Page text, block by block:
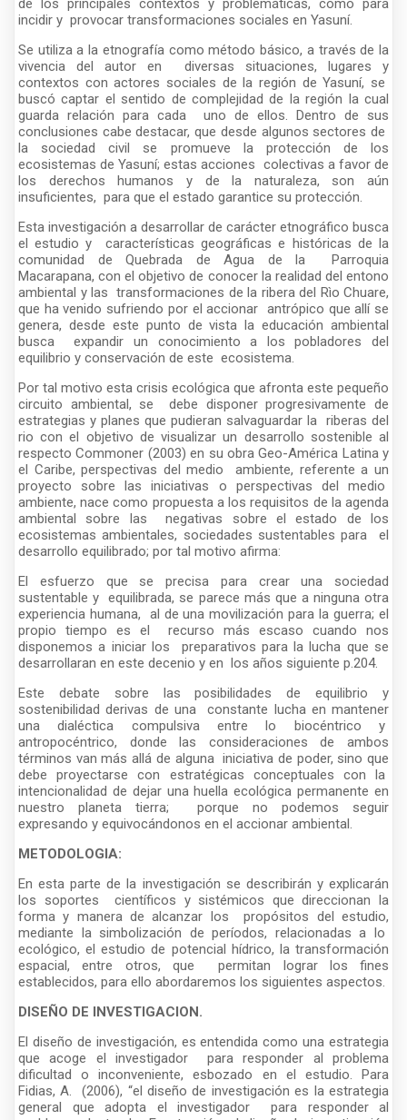
de los principales contextos y problemáticas, como para
incidir y provocar transformaciones sociales en Yasuní.
Se utiliza a la etnografía como método básico, a través de la
vivencia del autor en diversas situaciones, lugares y
contextos con actores sociales de la región de Yasuní, se
buscó captar el sentido de complejidad de la región la cual
guarda relación para cada uno de ellos. Dentro de sus
conclusiones cabe destacar, que desde algunos sectores de
la sociedad civil se promueve la protección de los
ecosistemas de Yasuní; estas acciones colectivas a favor de
los derechos humanos y de la naturaleza, son aún
insuficientes, para que el estado garantice su protección.
Esta investigación a desarrollar de carácter etnográfico busca
el estudio y características geográficas e históricas de la
comunidad de Quebrada de Agua de la Parroquia
Macarapana, con el objetivo de conocer la realidad del entono
ambiental y las transformaciones de la ribera del Rìo Chuare,
que ha venido sufriendo por el accionar antrópico que allí se
genera, desde este punto de vista la educación ambiental
busca expandir un conocimiento a los pobladores del
equilibrio y conservación de este ecosistema.
Por tal motivo esta crisis ecológica que afronta este pequeño
circuito ambiental, se debe disponer progresivamente de
estrategias y planes que pudieran salvaguardar la riberas del
rio con el objetivo de visualizar un desarrollo sostenible al
respecto Commoner (2003) en su obra Geo-América Latina y
el Caribe, perspectivas del medio ambiente, referente a un
proyecto sobre las iniciativas o perspectivas del medio
ambiente, nace como propuesta a los requisitos de la agenda
ambiental sobre las negativas sobre el estado de los
ecosistemas ambientales, sociedades sustentables para el
desarrollo equilibrado; por tal motivo afirma:
El esfuerzo que se precisa para crear una sociedad
sustentable y equilibrada, se parece más que a ninguna otra
experiencia humana, al de una movilización para la guerra; el
propio tiempo es el recurso más escaso cuando nos
disponemos a iniciar los preparativos para la lucha que se
desarrollaran en este decenio y en los años siguiente p.204.
Este debate sobre las posibilidades de equilibrio y
sostenibilidad derivas de una constante lucha en mantener
una dialéctica compulsiva entre lo biocéntrico y
antropocéntrico, donde las consideraciones de ambos
términos van más allá de alguna iniciativa de poder, sino que
debe proyectarse con estratégicas conceptuales con la
intencionalidad de dejar una huella ecológica permanente en
nuestro planeta tierra; porque no podemos seguir
expresando y equivocándonos en el accionar ambiental.
METODOLOGIA:
En esta parte de la investigación se describirán y explicarán
los soportes científicos y sistémicos que direccionan la
forma y manera de alcanzar los propósitos del estudio,
mediante la simbolización de períodos, relacionadas a lo
ecológico, el estudio de potencial hídrico, la transformación
espacial, entre otros, que permitan lograr los fines
establecidos, para ello abordaremos los siguientes aspectos.
DISEÑO DE INVESTIGACION.
El diseño de investigación, es entendida como una estrategia
que acoge el investigador para responder al problema
dificultad o inconveniente, esbozado en el estudio. Para
Fidias, A. (2006), “el diseño de investigación es la estrategia
general que adopta el investigador para responder al